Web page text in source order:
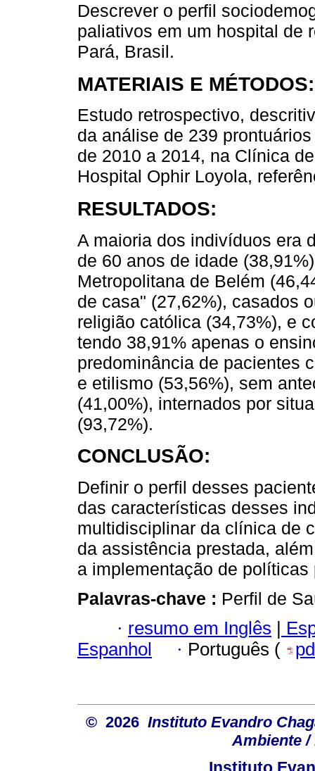
Descrever o perfil
paliativos em um hospital de
Pará, Brasil.
MATERIAIS E MÉTODOS:
Estudo retrospectivo,
da análise de 239
de 2010 a 2014, na Clínica
Hospital Ophir Loyola,
RESULTADOS:
A maioria dos indivíduos era
de 60 anos de idade
Metropolitana de Belém
de casa" (27,62%), casados
religião católica (34,73%), e
tendo 38,91% apenas o
predominância de pacientes
e etilismo (53,56%), sem
(41,00%), internados por
(93,72%).
CONCLUSÃO:
Definir o perfil desses
das características desses
multidisciplinar da clínica de
da assistência prestada,
a implementação de
Palavras-chave : Perfil de
· resumo em Inglês
Espanhol
· Português (
© 2026 Instituto Evandro
Ambiente /